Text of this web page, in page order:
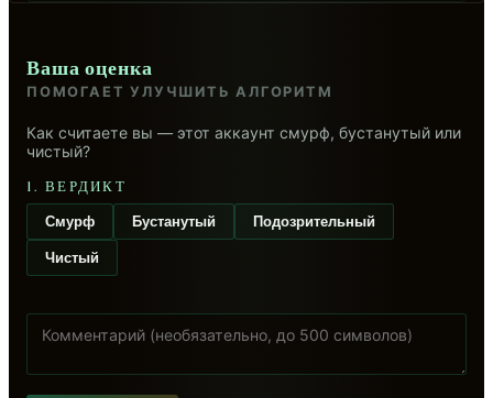
Ваша оценка
ПОМОГАЕТ УЛУЧШИТЬ АЛГОРИТМ
Как считаете вы — этот аккаунт смурф, бустанутый или
чистый?
1. ВЕРДИКТ
Смурф Бустанутый Подозрительный
Чистый